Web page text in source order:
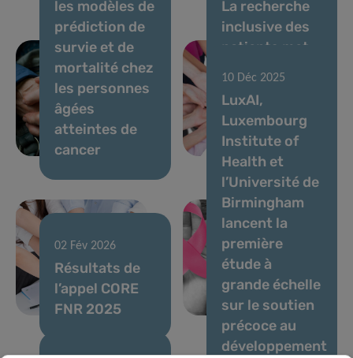
les modèles de
prédiction de
survie et de
mortalité chez
les personnes
âgées
atteintes de
cancer
La recherche
inclusive des
patients met
travail après
un cancer du
sein
02 Fév 2026
Résultats de
l’appel CORE
FNR 2025
17 Déc 2025
VENUSCANCER
: faire
progresser la
compréhension
mondiale des
soins contre
les cancers
féminins
10 Déc 2025
LuxAI,
Luxembourg
Institute of
Health et
l’Université de
Birmingham
lancent la
première
étude à
grande échelle
sur le soutien
précoce au
développement